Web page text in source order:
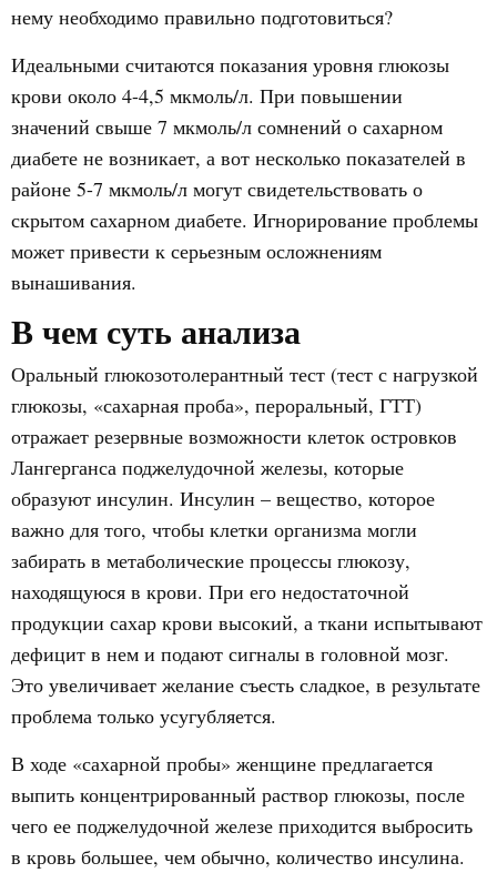
нему необходимо правильно подготовиться?
Идеальными считаются показания уровня глюкозы
крови около 4-4,5 мкмоль/л. При повышении
значений свыше 7 мкмоль/л сомнений о сахарном
диабете не возникает, а вот несколько показателей в
районе 5-7 мкмоль/л могут свидетельствовать о
скрытом сахарном диабете. Игнорирование проблемы
может привести к серьезным осложнениям
вынашивания.
В чем суть анализа
Оральный глюкозотолерантный тест (тест с нагрузкой
глюкозы, «сахарная проба», пероральный, ГТТ)
отражает резервные возможности клеток островков
Лангерганса поджелудочной железы, которые
образуют инсулин. Инсулин – вещество, которое
важно для того, чтобы клетки организма могли
забирать в метаболические процессы глюкозу,
находящуюся в крови. При его недостаточной
продукции сахар крови высокий, а ткани испытывают
дефицит в нем и подают сигналы в головной мозг.
Это увеличивает желание съесть сладкое, в результате
проблема только усугубляется.
В ходе «сахарной пробы» женщине предлагается
выпить концентрированный раствор глюкозы, после
чего ее поджелудочной железе приходится выбросить
в кровь большее, чем обычно, количество инсулина.